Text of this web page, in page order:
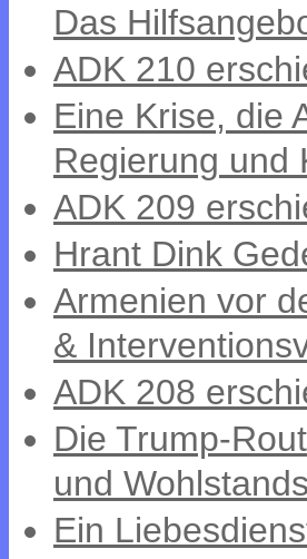
Das
ADK 210
Eine Krise, die
Regierung und
ADK 209
Hrant Dink
Armenien vor
&
ADK 208
Die Trump-
und
Ein